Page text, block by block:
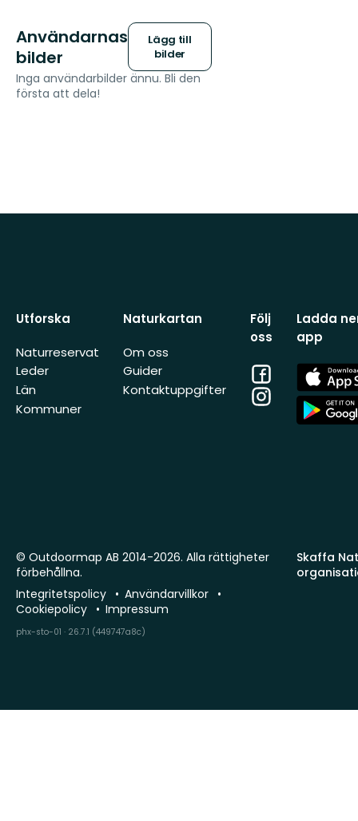
Användarnas
bilder
Lägg till
bilder
Inga användarbilder ännu. Bli den
första att dela!
Utforska
Naturreservat
Leder
Län
Kommuner
Naturkartan
Om oss
Guider
Kontaktuppgifter
Följ
oss
Facebook
Instagram
Ladda
app
App
Store
App
Store
Skaffa
© Outdoormap AB 2014-2026. Alla rättigheter
förbehållna.
Integritetspolicy
Användarvillkor
Cookiepolicy
Impressum
phx-sto-01 · 26.7.1 (449747a8c)